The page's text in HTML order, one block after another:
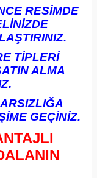
RESİMDE
TİPLERİ
ALMA
GEÇİNİZ.